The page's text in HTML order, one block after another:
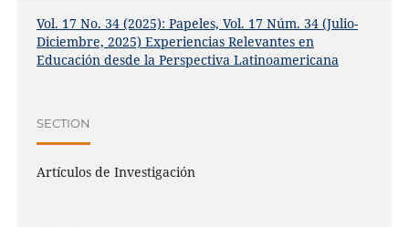
Vol. 17 No. 34 (2025): Papeles, Vol. 17 Núm. 34 (Julio-
Diciembre, 2025) Experiencias Relevantes en
Educación desde la Perspectiva Latinoamericana
SECTION
Artículos de Investigación